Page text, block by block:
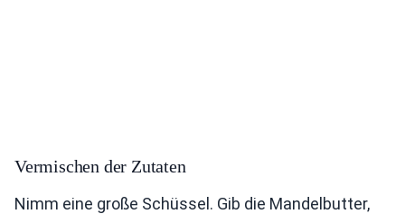
Vermischen der Zutaten
Nimm eine große Schüssel. Gib die Mandelbutter,